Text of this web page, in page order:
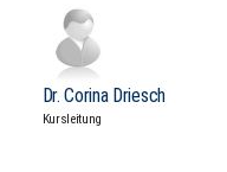
Dr. Corina Driesch
Kursleitung